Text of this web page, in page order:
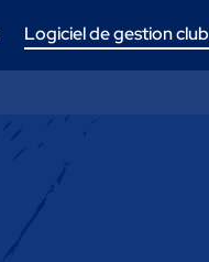
Logiciel de gestion club